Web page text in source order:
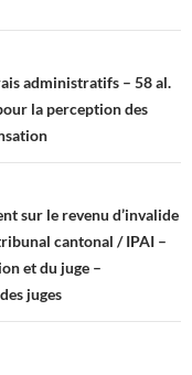
administratifs – 58 al.
la perception des
sur le revenu d’invalide
cantonal / IPAI –
et du juge –
juges